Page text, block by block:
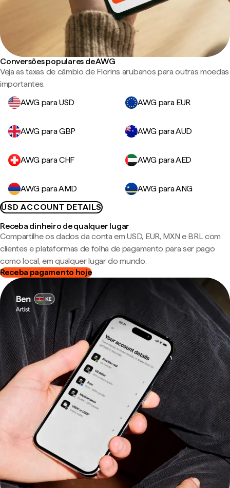
Conversões populares de AWG
Veja as taxas de câmbio de Florins arubanos para outras moedas
importantes.
AWG para USD
AWG para EUR
AWG para GBP AWG para AUD
AWG para CHF AWG para AED
AWG para AMD
AWG para ANG
USD ACCOUNT DETAILS
Receba dinheiro de qualquer lugar
Compartilhe os dados da conta em USD, EUR, MXN e BRL com
clientes e plataformas de folha de pagamento para ser pago
como local, em qualquer lugar do mundo.
Receba pagamento hoje